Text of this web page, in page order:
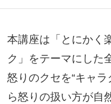
本講座は「とにかく
ク」をテーマにした
怒りのクセを“キャ
ら怒りの扱い方が自